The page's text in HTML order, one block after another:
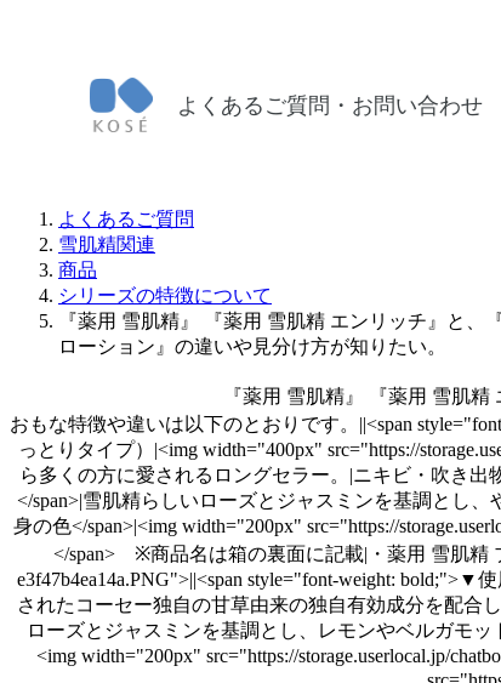
よくあるご質問・お問い合わせ
よくあるご質問
雪肌精関連
商品
シリーズの特徴について
『薬用 雪肌精』 『薬用 雪肌精 エンリッチ』と、
ローション』の違いや見分け方が知りたい。
『薬用 雪肌精』 『薬用 雪肌
おもな特徴や違いは以下のとおりです。||<span
っとりタイプ）|<img width="400px" src="https://
ら多くの方に愛されるロングセラー。|ニキビ・吹き出
</span>|雪肌精らしいローズとジャスミンを基調とし
身の色</span>|<img width="200px" src="https://
</span> ※商品名は箱の裏面に記載|・薬用 雪肌精 ブ
e3f47b4ea14a.PNG">||<span style="font-weight:
されたコーセー独自の甘草由来の独自有効成分を配合
ローズとジャスミンを基調とし、レモンやベルガモ
<img width="200px" src="https://storage.userlocal.jp/